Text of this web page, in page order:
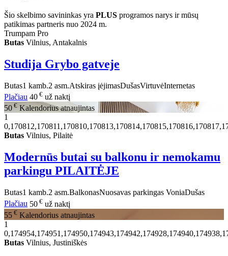
Šio skelbimo savininkas yra PLUS programos narys ir mūsų
patikimas partneris nuo 2024 m.
Trumpam Pro
Butas Vilnius, Antakalnis
Studija Grybo gatveje
Butas1 kamb.2 asm.Atskiras įėjimasDušasVirtuvėInternetas
Plačiau 40 € už naktį
50 € Kalendorius atnaujintas
1
Butas Vilnius, Pilaitė
Modernūs butai su balkonu ir nemokamu
parkingu PILAITĖJE
Butas1 kamb.2 asm.BalkonasNuosavas parkingas VoniaDušas
Plačiau 50 € už naktį
55 € Kalendorius atnaujintas
1
Butas Vilnius, Justiniškės